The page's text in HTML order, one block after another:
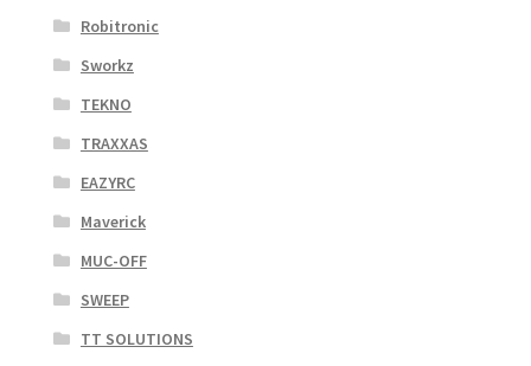
Robitronic
Sworkz
TEKNO
TRAXXAS
EAZYRC
Maverick
MUC-OFF
SWEEP
TT SOLUTIONS